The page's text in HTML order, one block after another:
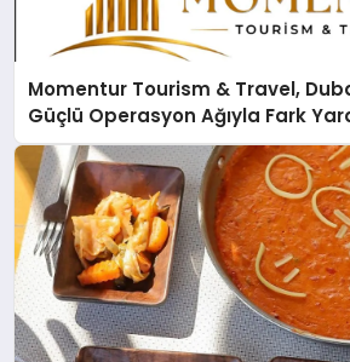
Momentur Tourism & Travel,
Güçlü Operasyon Ağıyla Fark